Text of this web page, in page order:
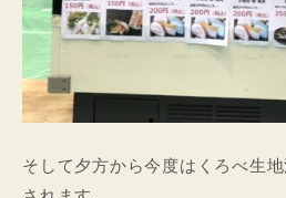
そして夕方から今度はくろべ生